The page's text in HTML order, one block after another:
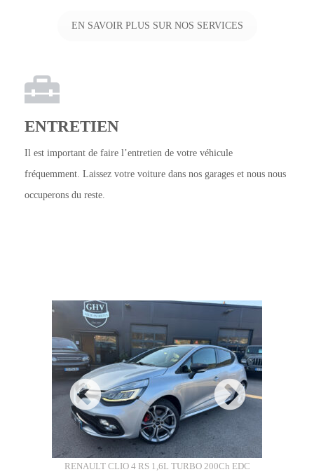
EN SAVOIR PLUS SUR NOS SERVICES
ENTRETIEN
Il est important de faire l’entretien de votre véhicule
fréquemment. Laissez votre voiture dans nos garages et nous nous
occuperons du reste.
RENAULT CLIO 4 RS 1,6L TURBO 200Ch EDC